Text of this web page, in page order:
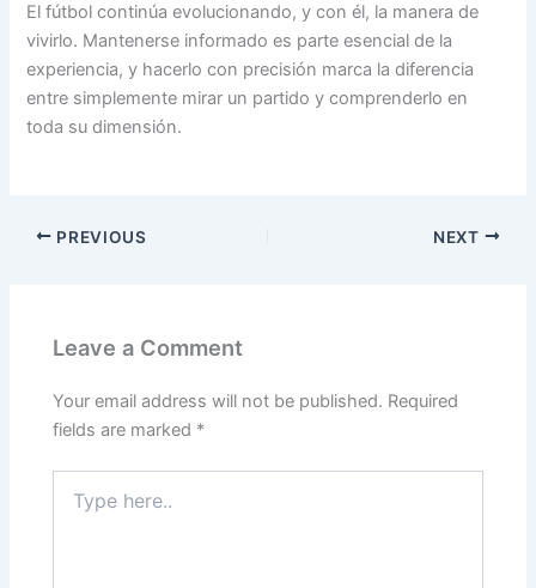
El fútbol continúa evolucionando, y con él, la manera de
vivirlo. Mantenerse informado es parte esencial de la
experiencia, y hacerlo con precisión marca la diferencia
entre simplemente mirar un partido y comprenderlo en
toda su dimensión.
PREVIOUS NEXT
Leave a Comment
Your email address will not be published. Required
fields are marked *
here..